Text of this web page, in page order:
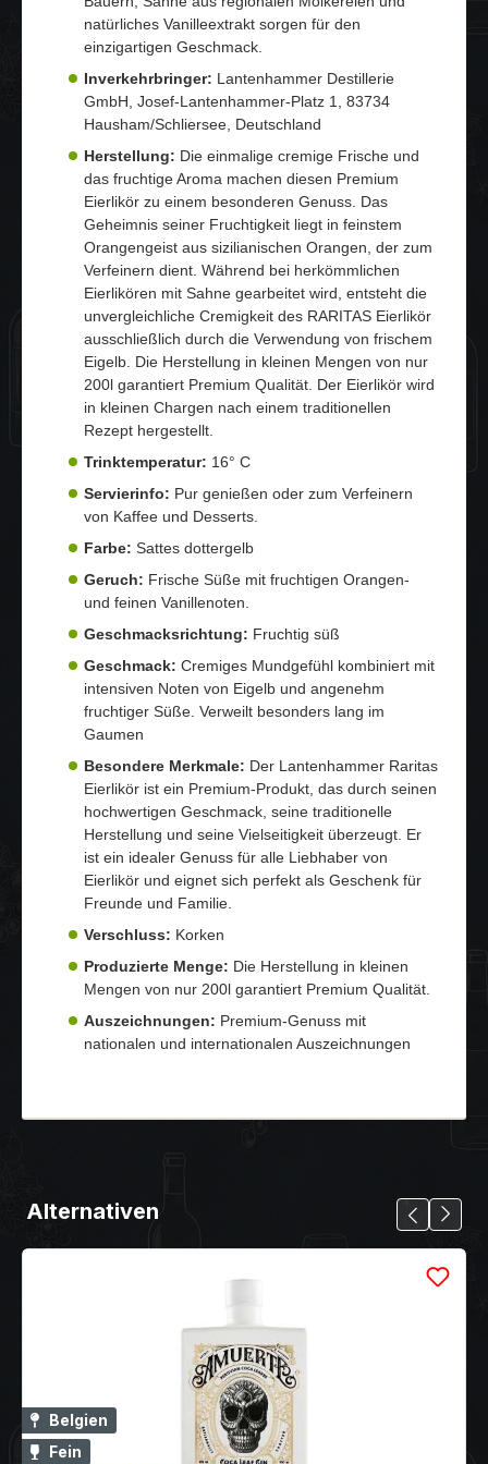
natürliches Vanilleextrakt sorgen für den
einzigartigen Geschmack.
Inverkehrbringer: Lantenhammer Destillerie
GmbH, Josef-Lantenhammer-Platz 1, 83734
Hausham/Schliersee, Deutschland
Herstellung: Die einmalige cremige Frische und
das fruchtige Aroma machen diesen Premium
Eierlikör zu einem besonderen Genuss. Das
Geheimnis seiner Fruchtigkeit liegt in feinstem
Orangengeist aus sizilianischen Orangen, der zum
Verfeinern dient. Während bei herkömmlichen
Eierlikören mit Sahne gearbeitet wird, entsteht die
unvergleichliche Cremigkeit des RARITAS Eierlikör
ausschließlich durch die Verwendung von frischem
Eigelb. Die Herstellung in kleinen Mengen von nur
200l garantiert Premium Qualität. Der Eierlikör wird
in kleinen Chargen nach einem traditionellen
Rezept hergestellt.
Trinktemperatur: 16° C
Servierinfo: Pur genießen oder zum Verfeinern
von Kaffee und Desserts.
Farbe: Sattes dottergelb
Geruch: Frische Süße mit fruchtigen Orangen-
und feinen Vanillenoten.
Geschmacksrichtung: Fruchtig süß
Geschmack: Cremiges Mundgefühl kombiniert mit
intensiven Noten von Eigelb und angenehm
fruchtiger Süße. Verweilt besonders lang im
Gaumen
Besondere Merkmale: Der Lantenhammer Raritas
Eierlikör ist ein Premium-Produkt, das durch seinen
hochwertigen Geschmack, seine traditionelle
Herstellung und seine Vielseitigkeit überzeugt. Er
ist ein idealer Genuss für alle Liebhaber von
Eierlikör und eignet sich perfekt als Geschenk für
Freunde und Familie.
Verschluss: Korken
Produzierte Menge: Die Herstellung in kleinen
Mengen von nur 200l garantiert Premium Qualität.
Auszeichnungen: Premium-Genuss mit
nationalen und internationalen Auszeichnungen
Alternativen
Belgien
Fein